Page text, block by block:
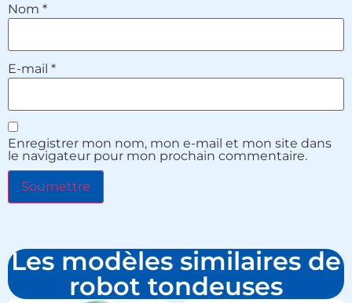
Nom *
E-mail *
Enregistrer mon nom, mon e-mail et mon site dans
le navigateur pour mon prochain commentaire.
Les modèles similaires de
robot tondeuses